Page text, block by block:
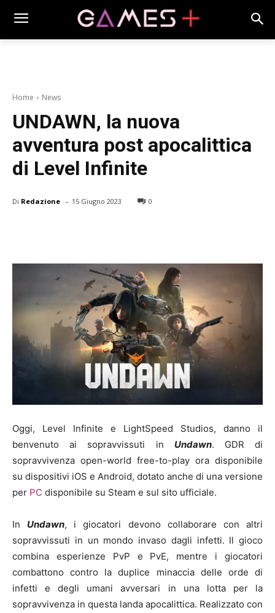
Home News
UNDAWN, la nuova
avventura post apocalittica
di Level Infinite
Di Redazione - 15 Giugno 2023 0
Oggi, Level Infinite e LightSpeed Studios, danno il
benvenuto ai sopravvissuti in Undawn. GDR di
sopravvivenza open-world free-to-play ora disponibile
su dispositivi iOS e Android, dotato anche di una versione
per PC disponibile su Steam e sul sito ufficiale.
In Undawn, i giocatori devono collaborare con altri
sopravvissuti in un mondo invaso dagli infetti. Il gioco
combina esperienze PvP e PvE, mentre i giocatori
combattono contro la duplice minaccia delle orde di
infetti e degli umani avversari in una lotta per la
sopravvivenza in questa landa apocalittica. Realizzato con